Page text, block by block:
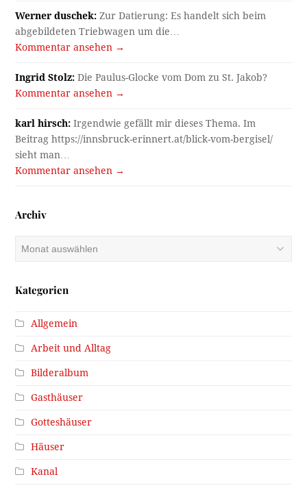
Werner duschek: Zur Datierung: Es handelt sich beim
abgebildeten Triebwagen um die…
Kommentar ansehen →
Ingrid Stolz: Die Paulus-Glocke vom Dom zu St. Jakob?
Kommentar ansehen →
karl hirsch: Irgendwie gefällt mir dieses Thema. Im
Beitrag https://innsbruck-erinnert.at/blick-vom-bergisel/
sieht man…
Kommentar ansehen →
Archiv
Archiv
Kategorien
Allgemein
Arbeit und Alltag
Bilderalbum
Gasthäuser
Gotteshäuser
Häuser
Kanal